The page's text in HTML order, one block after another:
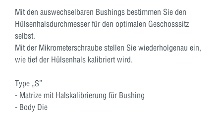
Mit den auswechselbaren Bushings bestimmen Sie den
Hülsenhalsdurchmesser für den optimalen Geschosssitz
selbst.
Mit der Mikrometerschraube stellen Sie wiederholgenau ein,
wie tief der Hülsenhals kalibriert wird.
Type „S”
- Matrize mit Halskalibrierung für Bushing
- Body Die